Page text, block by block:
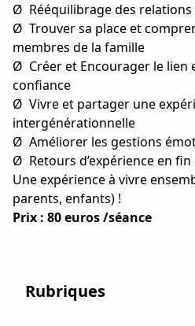
Ø Rééquilibrage des
Ø Trouver sa place et
membres de la famille
Ø Créer et Encourager le lien
confiance
Ø Vivre et partager une
intergénérationnelle
Ø Améliorer les gestions
Ø Retours d’expérience en
Une expérience à vivre
parents, enfants) !
Prix : 80 euros /séance
Rubriques